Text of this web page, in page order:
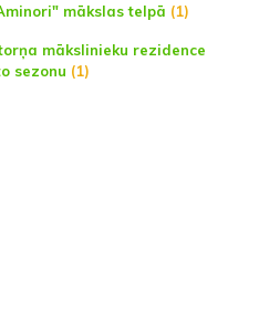
mākslas telpā (1)
mākslinieku rezidence
sezonu (1)